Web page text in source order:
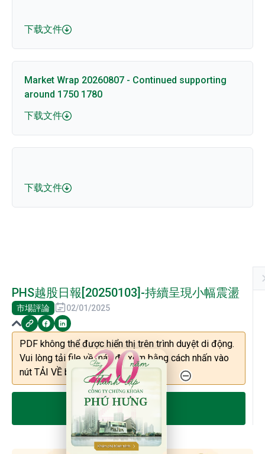
PHS越股日報[20250103]-持續呈現小幅震盪
市場評論 02/01/2025
PDF không thể được hiển thị trên trình duyệt di động.
Vui lòng tải file về máy để xem bằng cách nhấn vào
nút TẢI VỀ bên dưới.
TẢI VỀ
下载文件
Market Wrap 20260807 - Continued supporting
around 1750 1780
下载文件
下载文件
20 Năm Thành Lập - Công Ty Chứng Khoán Phú